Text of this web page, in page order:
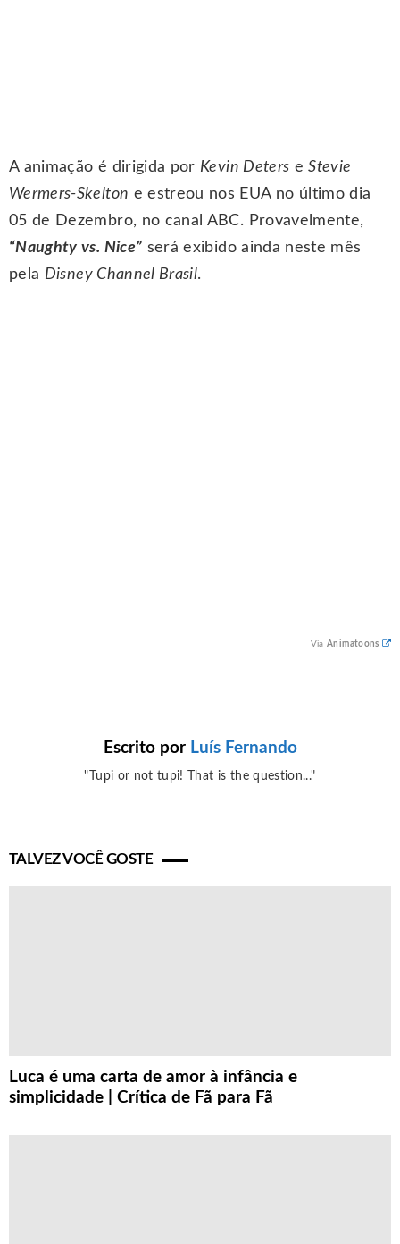
A animação é dirigida por Kevin Deters eStevie
Wermers-Skelton e estreou nos EUA no último dia
05 de Dezembro, no canal ABC. Provavelmente,
“Naughty vs. Nice” será exibido ainda neste mês
pela Disney Channel Brasil.
ViaAnimatoons
Escrito por Luís Fernando
"Tupi or not tupi! That is the question..."
TALVEZ VOCÊ GOSTE
Luca é uma carta de amor à infância e
simplicidade | Crítica de Fã para Fã